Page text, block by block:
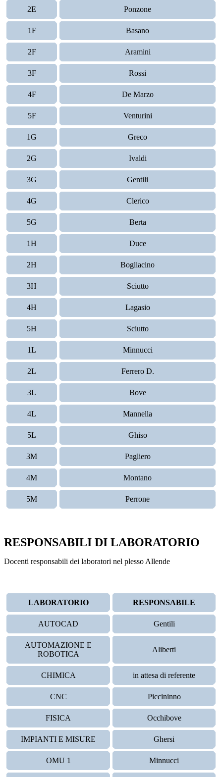
2E Ponzone
1F Basano
2F Aramini
3F Rossi
4F De Marzo
5F Venturini
1G Greco
2G Ivaldi
3G Gentili
4G Clerico
5G Berta
1H Duce
2H Bogliacino
3H Sciutto
4H Lagasio
5H Sciutto
1L Minnucci
2L Ferrero D.
3L Bove
4L Mannella
5L Ghiso
3M Pagliero
4M Montano
5M Perrone
RESPONSABILI DI LABORATORIO
Docenti responsabili dei laboratori nel plesso Allende
LABORATORIO RESPONSABILE
AUTOCAD Gentili
AUTOMAZIONE E
ROBOTICA
Aliberti
CHIMICA in attesa di referente
CNC Piccininno
FISICA Occhibove
IMPIANTI E MISURE Ghersi
OMU 1 Minnucci